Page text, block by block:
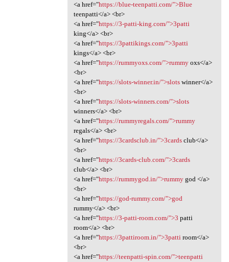
<a href="https://blue-teenpatti.com/">Blue
teenpatti</a> <br>
<a href="https://3-patti-king.com/">3patti
king</a> <br>
<a href="https://3pattikings.com/">3patti
kings</a> <br>
<a href="https://rummyoxs.com/">rummyoxs</a>
<br>
<a href="https://slots-winner.in/">slotswinner</a>
<br>
<a href="https://slots-winners.com/">slots
winners</a> <br>
<a href="https://rummyregals.com/">rummy
regals</a> <br>
<a href="https://3cardsclub.in/">3cardsclub</a>
<br>
<a href="https://3cards-club.com/">3cards
club</a> <br>
<a href="https://rummygod.in/">rummygod </a>
<br>
<a href="https://god-rummy.com/">god
rummy</a> <br>
<a href="https://3-patti-room.com/">3 patti
room</a> <br>
<a href="https://3pattiroom.in/">3pattiroom</a>
<br>
<a href="https://teenpatti-spin.com/">teenpatti